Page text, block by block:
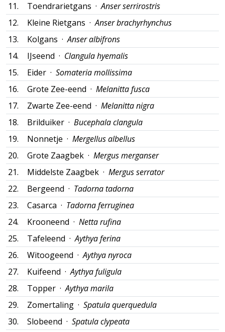
11.
Toendrarietgans ·Anser serrirostris
12.
Kleine Rietgans ·Anser brachyrhynchus
13.
Kolgans ·Anser albifrons
14.
IJseend · Clangula hyemalis
15.
Eider · Somateria mollissima
16.
Grote Zee-eend · Melanitta fusca
17.
Zwarte Zee-eend · Melanitta nigra
18.
Brilduiker · Bucephala clangula
19.
Nonnetje · Mergellus albellus
20.
Grote Zaagbek · Mergus merganser
21.
Middelste Zaagbek · Mergus serrator
22.
Bergeend · Tadorna tadorna
23.
Casarca · Tadorna ferruginea
24.
Krooneend · Netta rufina
25.
Tafeleend ·Aythya ferina
26.
Witoogeend ·Aythya nyroca
27.
Kuifeend ·Aythya fuligula
28.
Topper ·Aythya marila
29.
Zomertaling · Spatula querquedula
30.
Slobeend · Spatula clypeata